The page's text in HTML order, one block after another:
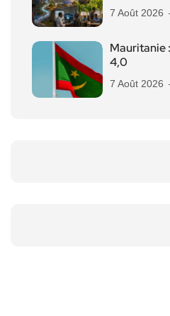
7 Août 2026
Mauritanie
4,0
7 Août 2026